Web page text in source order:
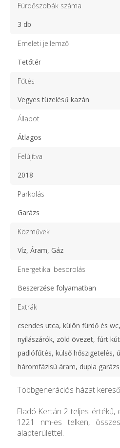
Fürdőszobák száma
3 db
Emeleti jellemző
Tetőtér
Fűtés
Vegyes tüzelésű kazán
Állapot
Átlagos
Felújítva
2018
Parkolás
Garázs
Közművek
Víz, Áram, Gáz
Energetikai besorolás
Beszerzése folyamatban
Extrák
csendes utca, külön fürdő és
nyílászárók, zöld övezet, fúrt
padlófűtés, külső hőszigetelés,
háromfázisú áram, dupla garázs
Többgenerációs házat
Eladó Kertán 2 teljes értékű,
1221 nm-es telken,
alapterülettel.